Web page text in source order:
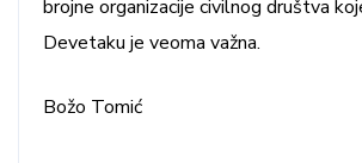
brojne organizacije civilnog društva
Devetaku je veoma važna.
Božo Tomić